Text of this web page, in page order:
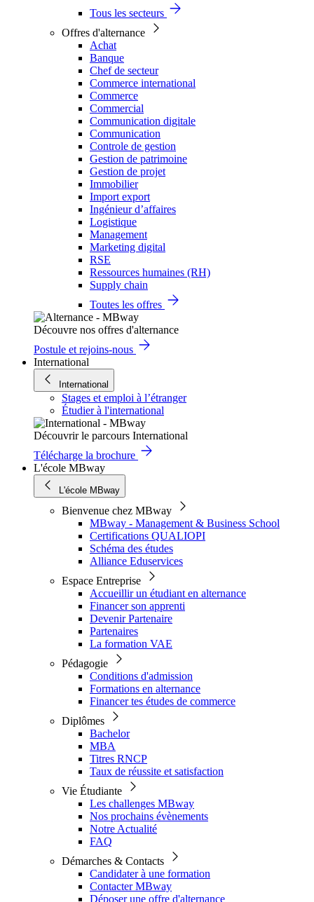
Tous les secteurs
Offres d'alternance
Achat
Banque
Chef de secteur
Commerce international
Commerce
Commercial
Communication digitale
Communication
Controle de gestion
Gestion de patrimoine
Gestion de projet
Immobilier
Import export
Ingénieur d’affaires
Logistique
Management
Marketing digital
RSE
Ressources humaines (RH)
Supply chain
Toutes les offres
Découvre nos offres d'alternance
Postule et rejoins-nous
International
International
Stages et emploi à l’étranger
Étudier à l'international
Découvrir le parcours International
Télécharge la brochure
L'école MBway
L'école MBway
Bienvenue chez MBway
MBway - Management & Business School
Certifications QUALIOPI
Schéma des études
Alliance Eduservices
Espace Entreprise
Accueillir un étudiant en alternance
Financer son apprenti
Devenir Partenaire
Partenaires
La formation VAE
Pédagogie
Conditions d'admission
Formations en alternance
Financer tes études de commerce
Diplômes
Bachelor
MBA
Titres RNCP
Taux de réussite et satisfaction
Vie Étudiante
Les challenges MBway
Nos prochains évènements
Notre Actualité
FAQ
Démarches & Contacts
Candidater à une formation
Contacter MBway
Déposer une offre d'alternance